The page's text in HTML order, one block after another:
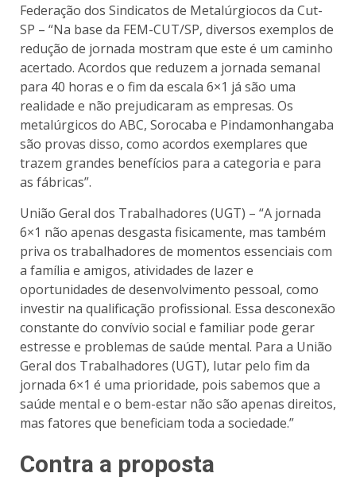
Federação dos Sindicatos de Metalúrgiocos da Cut-
SP – “Na base da FEM-CUT/SP, diversos exemplos de
redução de jornada mostram que este é um caminho
acertado. Acordos que reduzem a jornada semanal
para 40 horas e o fim da escala 6×1 já são uma
realidade e não prejudicaram as empresas. Os
metalúrgicos do ABC, Sorocaba e Pindamonhangaba
são provas disso, como acordos exemplares que
trazem grandes benefícios para a categoria e para
as fábricas”.
União Geral dos Trabalhadores (UGT) – “A jornada
6×1 não apenas desgasta fisicamente, mas também
priva os trabalhadores de momentos essenciais com
a família e amigos, atividades de lazer e
oportunidades de desenvolvimento pessoal, como
investir na qualificação profissional. Essa desconexão
constante do convívio social e familiar pode gerar
estresse e problemas de saúde mental. Para a União
Geral dos Trabalhadores (UGT), lutar pelo fim da
jornada 6×1 é uma prioridade, pois sabemos que a
saúde mental e o bem-estar não são apenas direitos,
mas fatores que beneficiam toda a sociedade.”
Contra a proposta